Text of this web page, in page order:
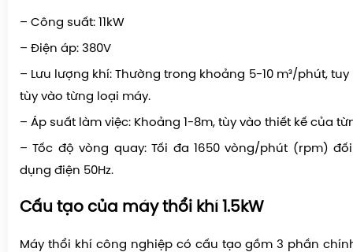
– Công suất: 11kW
– Điện áp: 380V
– Lưu lượng khí: Thường trong khoảng 5-10 m³/phút,
tùy vào từng loại máy.
– Áp suất làm việc: Khoảng 1-8m, tùy vào thiết kế của
– Tốc độ vòng quay: Tối đa 1650 vòng/phút (rpm)
dụng điện 50Hz.
Cấu tạo của máy thổi khí 1.5kW
Máy thổi khí công nghiệp có cấu tạo gồm 3 phần